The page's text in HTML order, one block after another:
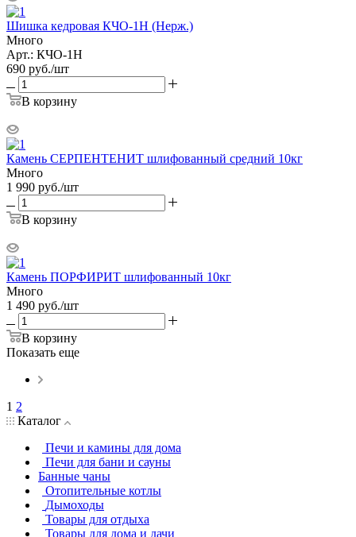
Шишка кедровая КЧО-1Н (Нерж.)
Много
Арт.: КЧО-1Н
690 руб./шт
В корзину
Камень СЕРПЕНТЕНИТ шлифованный средний 10кг
Много
1 990 руб./шт
В корзину
Камень ПОРФИРИТ шлифованный 10кг
Много
1 490 руб./шт
В корзину
Показать еще
1 2
Каталог
Печи и камины для дома
Печи для бани и сауны
Банные чаны
Отопительные котлы
Дымоходы
Товары для отдыха
Товары для дома и дачи